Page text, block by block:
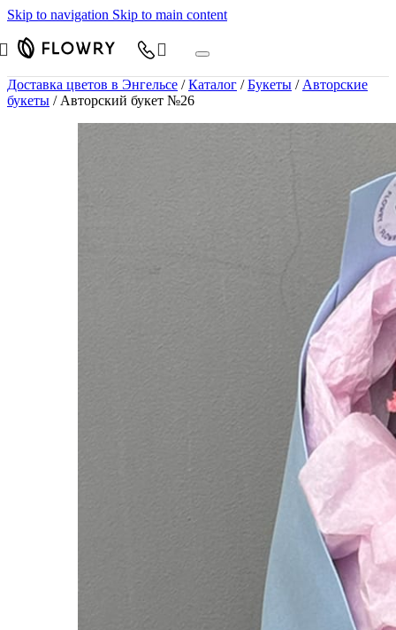
Skip to navigation Skip to main content
Доставка цветов в Энгельсе / Каталог / Букеты / Авторские
букеты /Авторский букет №26